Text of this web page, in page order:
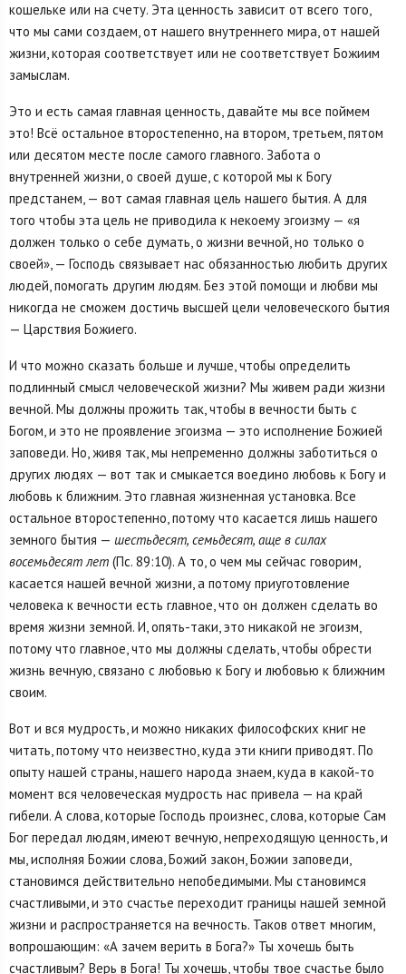
кошельке или на счету. Эта ценность зависит от всего того,
что мы сами создаем, от нашего внутреннего мира, от нашей
жизни, которая соответствует или не соответствует Божиим
замыслам.
Это и есть самая главная ценность, давайте мы все поймем
это! Всё остальное второстепенно, на втором, третьем, пятом
или десятом месте после самого главного. Забота о
внутренней жизни, о своей душе, с которой мы к Богу
предстанем, — вот самая главная цель нашего бытия. А для
того чтобы эта цель не приводила к некоему эгоизму — «я
должен только о себе думать, о жизни вечной, но только о
своей», — Господь связывает нас обязанностью любить других
людей, помогать другим людям. Без этой помощи и любви мы
никогда не сможем достичь высшей цели человеческого бытия
— Царствия Божиего.
И что можно сказать больше и лучше, чтобы определить
подлинный смысл человеческой жизни? Мы живем ради жизни
вечной. Мы должны прожить так, чтобы в вечности быть с
Богом, и это не проявление эгоизма — это исполнение Божией
заповеди. Но, живя так, мы непременно должны заботиться о
других людях — вот так и смыкается воедино любовь к Богу и
любовь к ближним. Это главная жизненная установка. Все
остальное второстепенно, потому что касается лишь нашего
земного бытия — шестьдесят, семьдесят, аще в силах
восемьдесят лет (Пс. 89:10). А то, о чем мы сейчас говорим,
касается нашей вечной жизни, а потому приуготовление
человека к вечности есть главное, что он должен сделать во
время жизни земной. И, опять-таки, это никакой не эгоизм,
потому что главное, что мы должны сделать, чтобы обрести
жизнь вечную, связано с любовью к Богу и любовью к ближним
своим.
Вот и вся мудрость, и можно никаких философских книг не
читать, потому что неизвестно, куда эти книги приводят. По
опыту нашей страны, нашего народа знаем, куда в какой-то
момент вся человеческая мудрость нас привела — на край
гибели. А слова, которые Господь произнес, слова, которые Сам
Бог передал людям, имеют вечную, непреходящую ценность, и
мы, исполняя Божии слова, Божий закон, Божии заповеди,
становимся действительно непобедимыми. Мы становимся
счастливыми, и это счастье переходит границы нашей земной
жизни и распространяется на вечность. Таков ответ многим,
вопрошающим: «А зачем верить в Бога?» Ты хочешь быть
счастливым? Верь в Бога! Ты хочешь, чтобы твое счастье было